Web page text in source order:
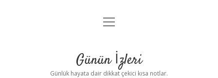
Anasayfa
Yasal Uyarı
menüyü
Günün İzleri
Günlük hayata dair dikkat çekici kısa notlar.